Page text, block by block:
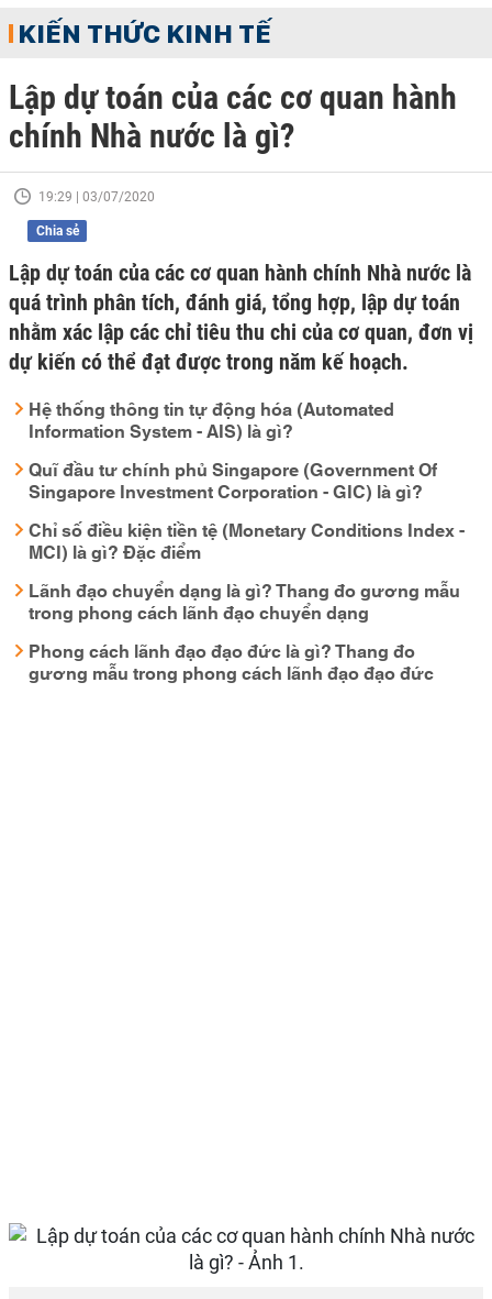
KIẾN THỨC KINH TẾ
Lập dự toán của các cơ quan hành
chính Nhà nước là gì?
19:29 | 03/07/2020
Chia sẻ
Lập dự toán của các cơ quan hành chính Nhà nước là
quá trình phân tích, đánh giá, tổng hợp, lập dự toán
nhằm xác lập các chỉ tiêu thu chi của cơ quan, đơn vị
dự kiến có thể đạt được trong năm kế hoạch.
Hệ thống thông tin tự động hóa (Automated
Information System - AIS) là gì?
Quĩ đầu tư chính phủ Singapore (Government Of
Singapore Investment Corporation - GIC) là gì?
Chỉ số điều kiện tiền tệ (Monetary Conditions Index -
MCI) là gì? Đặc điểm
Lãnh đạo chuyển dạng là gì? Thang đo gương mẫu
trong phong cách lãnh đạo chuyển dạng
Phong cách lãnh đạo đạo đức là gì? Thang đo
gương mẫu trong phong cách lãnh đạo đạo đức